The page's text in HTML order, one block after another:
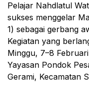
Pelajar Nahdlatul
sukses menggelar
1) sebagai gerbang
Kegiatan yang
Minggu, 7–8
Yayasan Pondok
Gerami, Kecamatan